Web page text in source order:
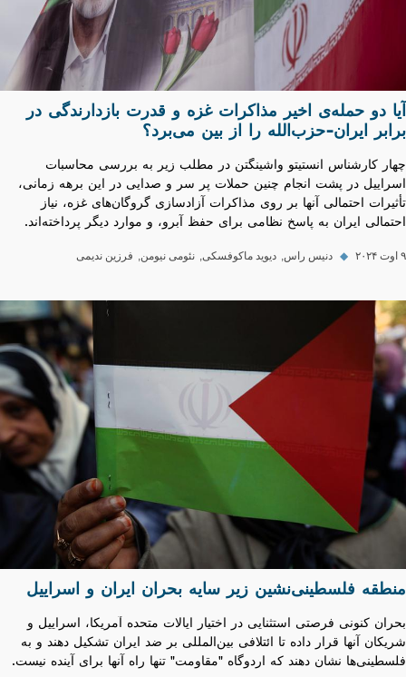
آیا دو حمله‌ی اخیر مذاکرات غزه و قدرت بازدارندگی در
برابر ایران-حزب‌الله را از بین می‌برد؟
چهار کارشناس انستیتو واشینگتن در مطلب زیر به بررسی محاسبات
اسراییل در پشت انجام چنین حملات پر سر و صدایی در این برهه زمانی،
تأثیرات احتمالی آنها بر روی مذاکرات آزادسازی گروگان‌های غزه، نیاز
احتمالی ایران به پاسخ نظامی برای حفظ آبرو، و موارد دیگر پرداخته‌اند.
۹ اوت ۲۰۲۴ ◆ دنیس راس دیوید ماکوفسکی نئومی نیومن فرزین ندیمی
منطقه‌ فلسطینی‌نشین زیر سایه بحران ایران و اسراییل
بحران کنونی فرصتی استثنایی در اختیار ایالات متحده آمریکا، اسراییل و
شریکان آنها قرار داده تا ائتلافی بین‌المللی بر ضد ایران تشکیل دهند و به
فلسطینی‌ها نشان دهند که اردوگاه "مقاومت" تنها راه آنها برای آینده نیست.